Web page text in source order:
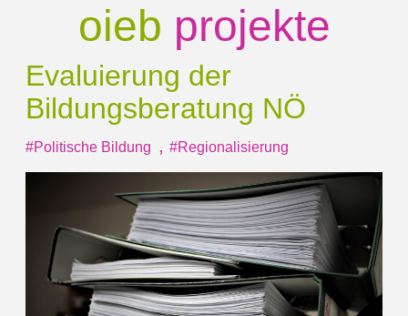
oieb projekte
Evaluierung der
Bildungsberatung NÖ
#Politische Bildung , #Regionalisierung